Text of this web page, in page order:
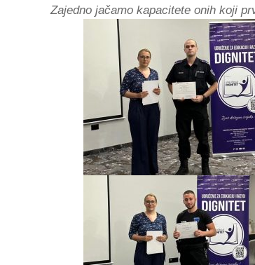
Zajedno jačamo kapacitete onih koji